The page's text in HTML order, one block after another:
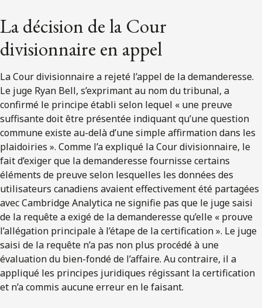
La décision de la Cour
divisionnaire en appel
La Cour divisionnaire a rejeté l’appel de la demanderesse.
Le juge Ryan Bell, s’exprimant au nom du tribunal, a
confirmé le principe établi selon lequel « une preuve
suffisante doit être présentée indiquant qu’une question
commune existe au-delà d’une simple affirmation dans les
plaidoiries ». Comme l’a expliqué la Cour divisionnaire, le
fait d’exiger que la demanderesse fournisse certains
éléments de preuve selon lesquelles les données des
utilisateurs canadiens avaient effectivement été partagées
avec Cambridge Analytica ne signifie pas que le juge saisi
de la requête a exigé de la demanderesse qu’elle « prouve
l’allégation principale à l’étape de la certification ». Le juge
saisi de la requête n’a pas non plus procédé à une
évaluation du bien-fondé de l’affaire. Au contraire, il a
appliqué les principes juridiques régissant la certification
et n’a commis aucune erreur en le faisant.